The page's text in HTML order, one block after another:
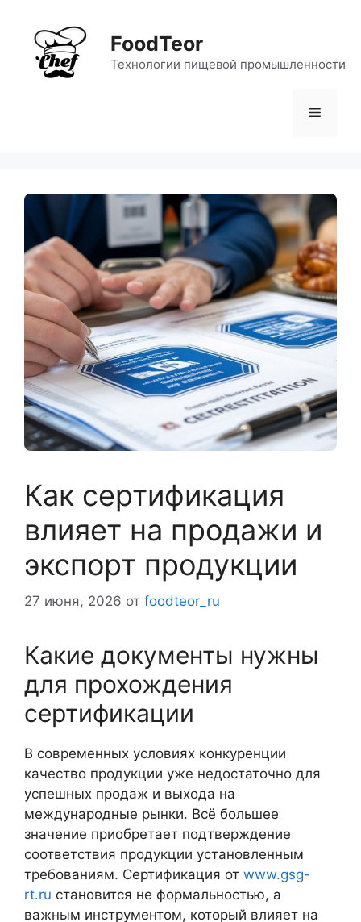
содержимому
FoodTeor
Технологии пищевой промышленности
Меню
Как сертификация
влияет на продажи и
экспорт продукции
27 июня, 2026 от foodteor_ru
Какие документы нужны
для прохождения
сертификации
В современных условиях конкуренции
качество продукции уже недостаточно для
успешных продаж и выхода на
международные рынки. Всё большее
значение приобретает подтверждение
соответствия продукции установленным
требованиям. Сертификация от www.gsg-
rt.ru становится не формальностью, а
важным инструментом, который влияет на